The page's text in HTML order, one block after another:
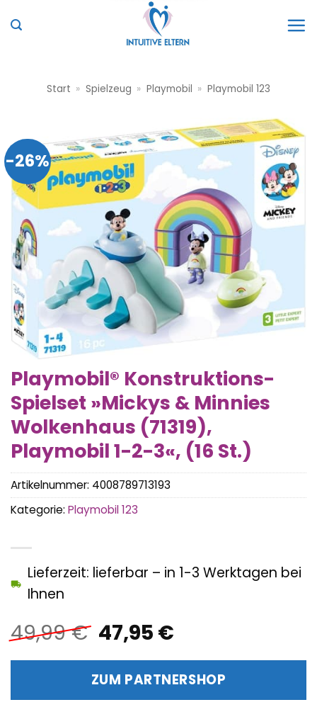
Inhalt
Start » Spielzeug » Playmobil » Playmobil 123
-26%
Playmobil® Konstruktions-
Spielset »Mickys & Minnies
Wolkenhaus (71319),
Playmobil 1-2-3«, (16 St.)
49,99€ Ursprünglicher
Preis
war:
49,99 €
47,95 €Aktueller
ist:
47,95 €.
Lieferzeit: lieferbar – in 1-3 Werktagen bei
Ihnen
ZUM PARTNERSHOP
Artikelnummer: 4008789713193
Kategorie: Playmobil 123